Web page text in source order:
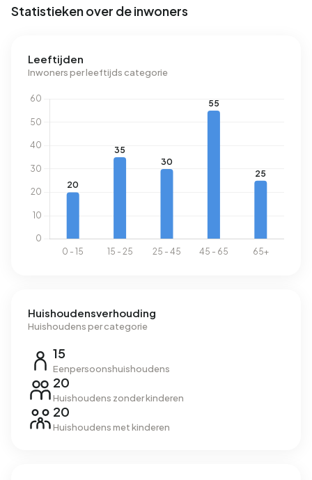
Statistieken over de inwoners
Leeftijden
Inwoners per leeftijds categorie
Huishoudensverhouding
Huishoudens per categorie
15
Eenpersoonshuishoudens
20
Huishoudens zonder kinderen
20
Huishoudens met kinderen